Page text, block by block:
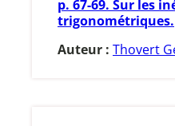
p. 67-69. Sur les
trigonométriques.
Auteur : Thovert